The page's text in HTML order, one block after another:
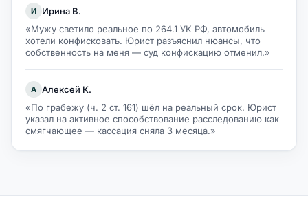
И
Ирина В.
«Мужу светило реальное по 264.1 УК РФ, автомобиль
хотели конфисковать. Юрист разъяснил нюансы, что
собственность на меня — суд конфискацию отменил.»
А Алексей К.
«По грабежу (ч. 2 ст. 161) шёл на реальный срок. Юрист
указал на активное способствование расследованию как
смягчающее — кассация сняла 3 месяца.»